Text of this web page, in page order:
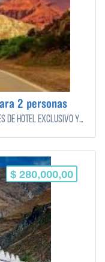
2 personas
2 pasajes de avión ida y vuelta + 2 noches de hotel exclusivo y cenas gourmet regionales.
$ 280,000,00